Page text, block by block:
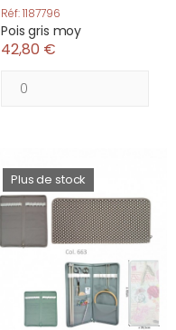
Réf: 1187796
Pois gris moy
42,80 €
Plus de stock